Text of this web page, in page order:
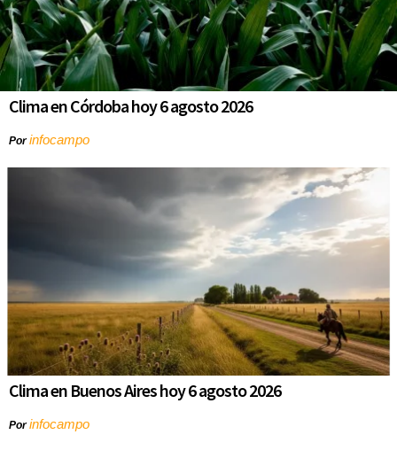
Clima en Córdoba hoy 6 agosto 2026
Porinfocampo
Clima en Buenos Aires hoy 6 agosto 2026
Porinfocampo